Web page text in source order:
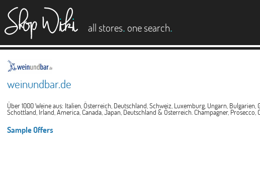
all stores. one search.
weinundbar.de
Über 1000 Weine aus: Italien, Österreich, Deutschland, Schweiz, Luxemburg, Ungarn,
Schottland, Irland, America, Canada, Japan, Deutschland & Österreich. Champagner,
Sample Offers